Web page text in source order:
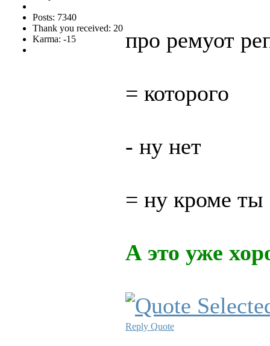
Posts: 7340
Thank you received: 20
Karma: -15
про ремуот
= которого
- ну нет
= ну кроме ты
А это уже
Reply Quote